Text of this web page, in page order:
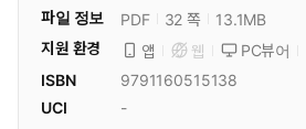
파일 정보
PDF 32 쪽
13.1MB
지원 환경
앱 웹 PC뷰어
ISBN
9791160515138
UCI
-